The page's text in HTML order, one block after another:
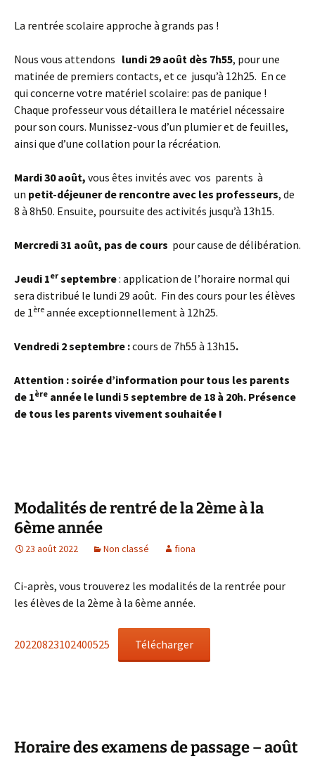
La rentrée scolaire approche à grands pas !
Nous vous attendons lundi 29 août dès 7h55, pour une
matinée de premiers contacts, et ce jusqu’à 12h25. En ce
qui concerne votre matériel scolaire: pas de panique !
Chaque professeur vous détaillera le matériel nécessaire
pour son cours. Munissez-vous d’un plumier et de feuilles,
ainsi que d’une collation pour la récréation.
Mardi 30 août, vous êtes invités avec vos parents à
un petit-déjeuner de rencontre avec les professeurs, de
8 à 8h50. Ensuite, poursuite des activités jusqu’à 13h15.
Mercredi 31 août, pas de cours pour cause de délibération.
Jeudi 1er septembre: application de l’horaire normal qui
sera distribué le lundi 29 août. Fin des cours pour les élèves
de 1ère année exceptionnellement à 12h25.
Vendredi 2 septembre :cours de 7h55 à 13h15.
Attention : soirée d’information pour tous les parents
de 1ère année le lundi 5 septembre de 18 à 20h. Présence
de tous les parents vivement souhaitée !
Modalités de rentré de la 2ème à la
6ème année
23 août 2022 Non classé fiona
Ci-après, vous trouverez les modalités de la rentrée pour
les élèves de la 2ème à la 6ème année.
20220823102400525 Télécharger
Horaire des examens de passage – août